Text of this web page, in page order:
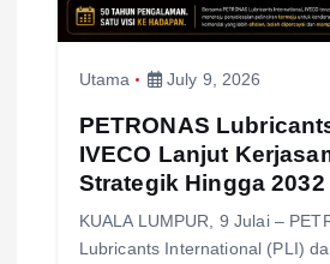
Utama July 9, 2026
PETRONAS
IVECO Lanjut
Strategik Hingga 2032
KUALA LUMPUR, 9 Julai –
Lubricants International (PLI)